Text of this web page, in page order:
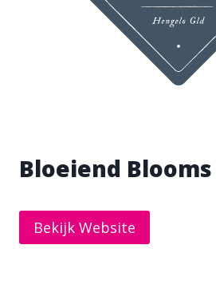
Bloeiend Blooms
Bekijk Website